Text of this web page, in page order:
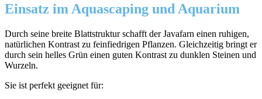
Einsatz im Aquascaping und Aquarium
Durch seine breite Blattstruktur schafft der Javafarn einen ruhigen,
natürlichen Kontrast zu feinfiedrigen Pflanzen. Gleichzeitig bringt er
durch sein helles Grün einen guten Kontrast zu dunklen Steinen und
Wurzeln.
Sie ist perfekt geeignet für: